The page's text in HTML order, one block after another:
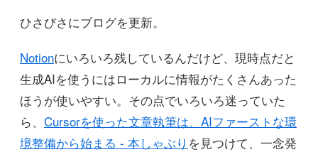
ひさびさにブログを更新。
Notionにいろいろ残しているんだけど、現時点だと
生成AIを使うにはローカルに情報がたくさんあった
ほうが使いやすい。その点でいろいろ迷っていた
ら、 Cursorを使った文章執筆は、AIファーストな環
境整備から始まる - 本しゃぶり を見つけて、一念発